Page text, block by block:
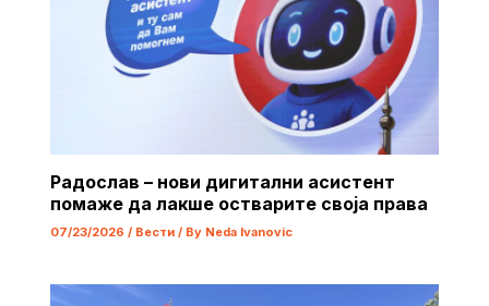
Радослав – нови дигитални асистент
помаже да лакше остварите своја права
07/23/2026 / Вести/ By Neda Ivanovic